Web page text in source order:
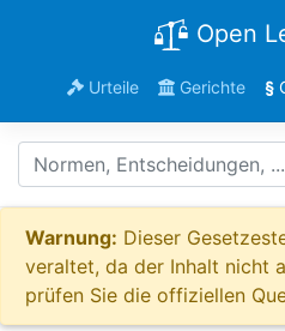
Open
Urteile Gerichte §
Warnung: Dieser
veraltet, da der Inhalt nicht
prüfen Sie die offiziellen